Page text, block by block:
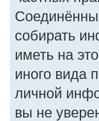
собирать
иметь на
иного вида
личной
вы не